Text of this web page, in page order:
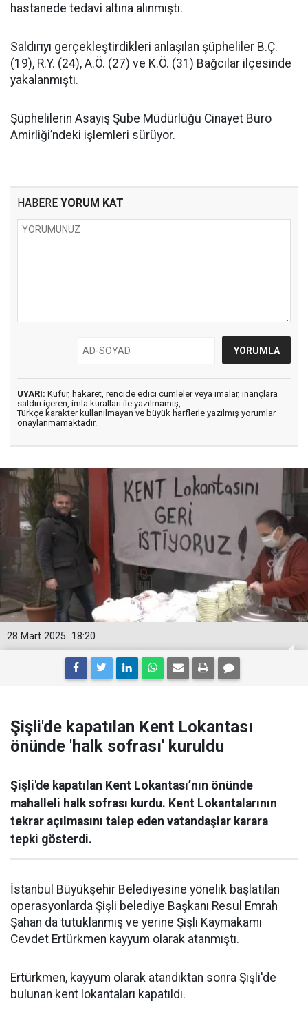
hastanede tedavi altına alınmıştı.
Saldırıyı gerçekleştirdikleri anlaşılan şüpheliler B.Ç.
(19), R.Y. (24), A.Ö. (27) ve K.Ö. (31) Bağcılar ilçesinde
yakalanmıştı.
Şüphelilerin Asayiş Şube Müdürlüğü Cinayet Büro
Amirliği’ndeki işlemleri sürüyor.
HABERE YORUM KAT
UYARI: Küfür, hakaret, rencide edici cümleler veya imalar, inançlara
saldırı içeren, imla kuralları ile yazılmamış,
Türkçe karakter kullanılmayan ve büyük harflerle yazılmış yorumlar
onaylanmamaktadır.
18:20
28 Mart 2025
Şişli'de kapatılan Kent Lokantası
önünde 'halk sofrası' kuruldu
Şişli'de kapatılan Kent Lokantası’nın önünde
mahalleli halk sofrası kurdu. Kent Lokantalarının
tekrar açılmasını talep eden vatandaşlar karara
tepki gösterdi.
İstanbul Büyükşehir Belediyesine yönelik başlatılan
operasyonlarda Şişli belediye Başkanı Resul Emrah
Şahan da tutuklanmış ve yerine Şişli Kaymakamı
Cevdet Ertürkmen kayyum olarak atanmıştı.
Ertürkmen, kayyum olarak atandıktan sonra Şişli'de
bulunan kent lokantaları kapatıldı.